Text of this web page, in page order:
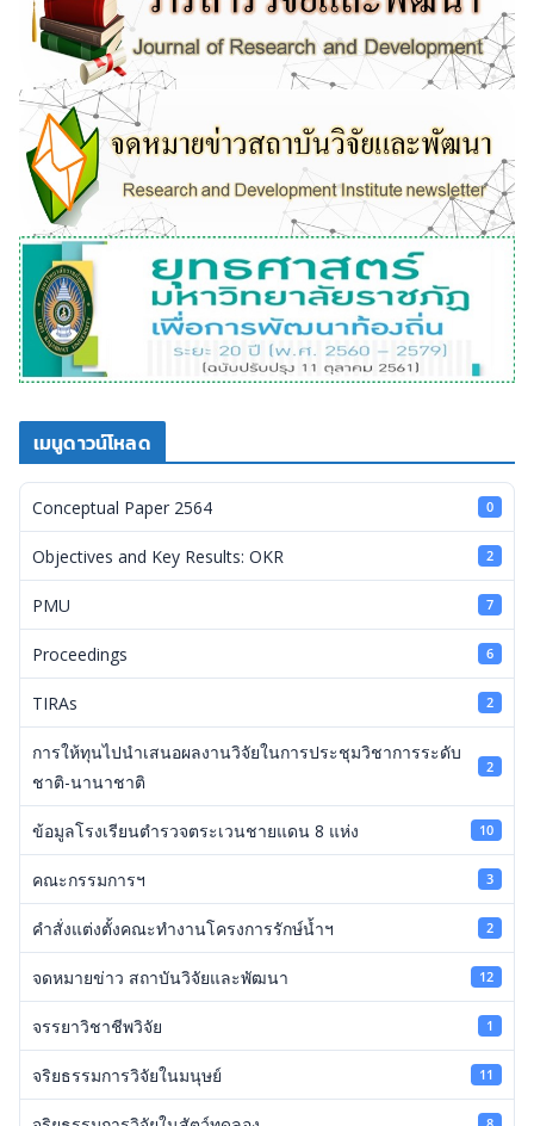
เมนูดาวน์โหลด
Conceptual Paper 2564 0
Objectives and Key Results: OKR 2
PMU 7
Proceedings 6
TIRAs 2
การให้ทุนไปนำเสนอผลงานวิจัยในการประชุมวิชาการระดับ
ชาติ-นานาชาติ
2
ข้อมูลโรงเรียนตำรวจตระเวนชายแดน 8 แห่ง 10
คณะกรรมการฯ 3
คำสั่งแต่งตั้งคณะทำงานโครงการรักษ์น้ำฯ 2
จดหมายข่าว สถาบันวิจัยและพัฒนา 12
จรรยาวิชาชีพวิจัย 1
จริยธรรมการวิจัยในมนุษย์ 11